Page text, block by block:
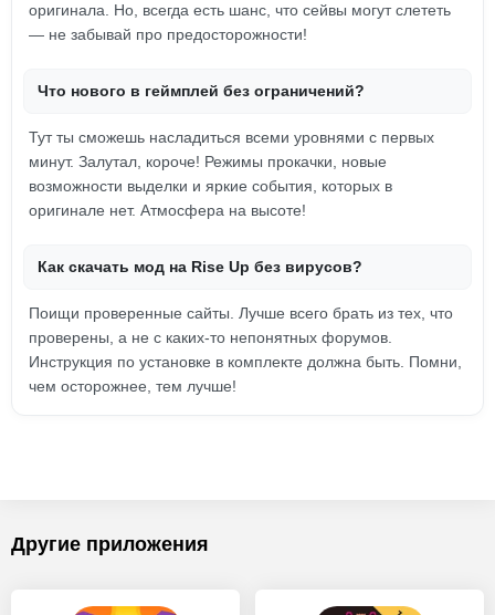
оригинала. Но, всегда есть шанс, что сейвы могут слететь
— не забывай про предосторожности!
Что нового в геймплей без ограничений?
Тут ты сможешь насладиться всеми уровнями с первых
минут. Залутал, короче! Режимы прокачки, новые
возможности выделки и яркие события, которых в
оригинале нет. Атмосфера на высоте!
Как скачать мод на Rise Up без вирусов?
Поищи проверенные сайты. Лучше всего брать из тех, что
проверены, а не с каких-то непонятных форумов.
Инструкция по установке в комплекте должна быть. Помни,
чем осторожнее, тем лучше!
Другие приложения